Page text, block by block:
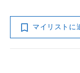
マイリストに